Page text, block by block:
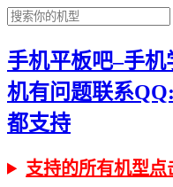
手机平板吧–手机
机有问题联系
都支持
支持的所有机型